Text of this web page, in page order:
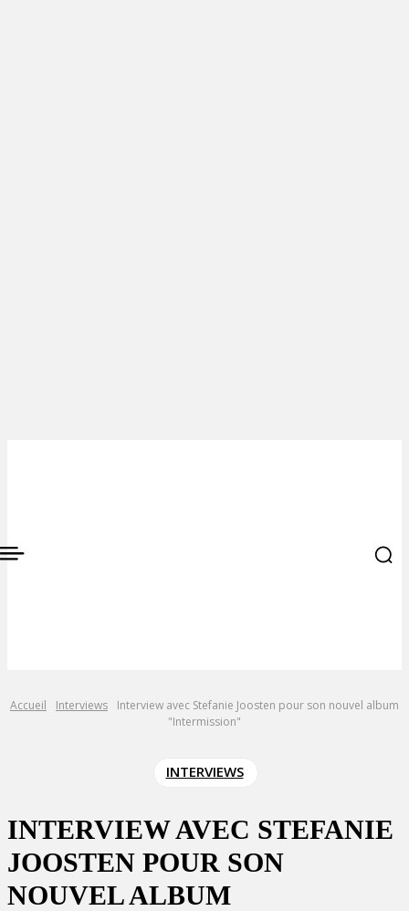
Accueil Interviews
Interview avec Stefanie Joosten pour son nouvel album
"Intermission"
INTERVIEWS
INTERVIEW AVEC STEFANIE
JOOSTEN POUR SON
NOUVEL ALBUM